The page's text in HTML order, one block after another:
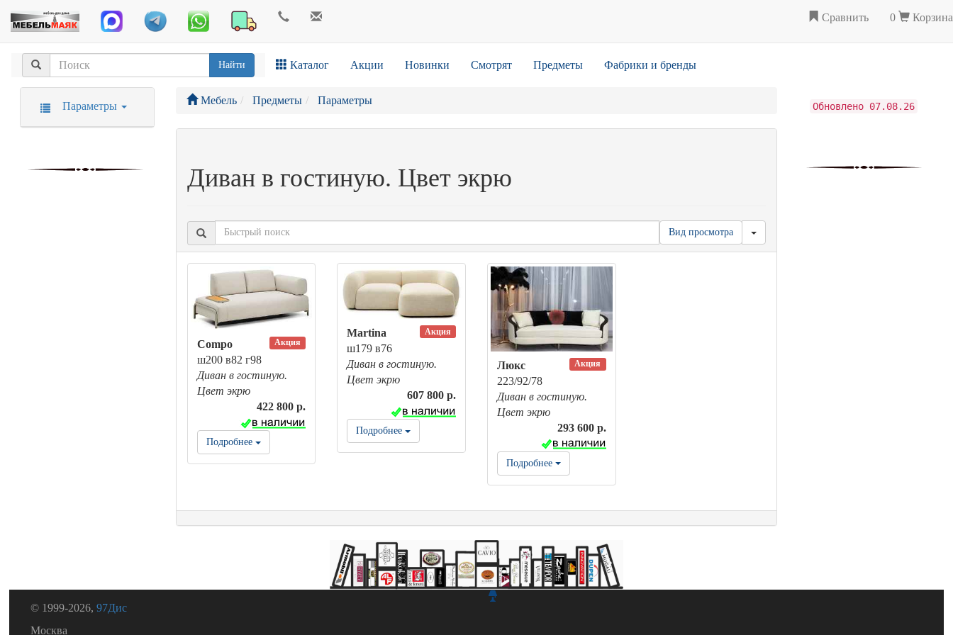
Сравнить 0 Корзина
Найти Каталог Акции Новинки Смотрят Предметы Фабрики и бренды
Мебель Предметы Параметры
Диван в гостиную. Цвет экрю
Вид просмотра
Акция
Compo
ш200 в82 г98
Диван в гостиную.
Цвет экрю
422 800 р.
Подробнее
Акция
Martina
ш179 в76
Диван в гостиную.
Цвет экрю
607 800 р.
Подробнее
Акция
Люкс
223/92/78
Диван в гостиную.
Цвет экрю
293 600 р.
Подробнее
Параметры Обновлено 07.08.26
© 1999-2026,97Дис
Москва